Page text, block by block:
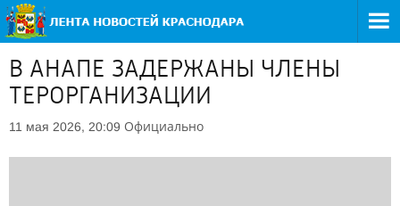
В АНАПЕ ЗАДЕРЖАНЫ ЧЛЕНЫ
ТЕРОРГАНИЗАЦИИ
11 мая 2026, 20:09 Официально